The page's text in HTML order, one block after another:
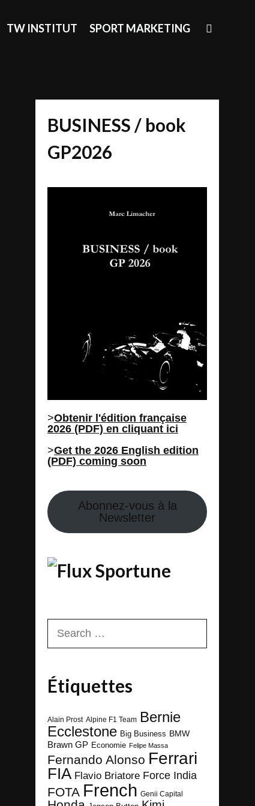
TW INSTITUT SPORT MARKETING
BUSINESS / book
GP2026
>Obtenir l'édition française
2026 (PDF) en cliquant ici
>Get the 2026 English edition
(PDF) coming soon
Abonnez-vous à la
Newsletter
Sportune
Search
for:
Étiquettes
Alain Prost Alpine F1 Team Bernie
Ecclestone Big Business BMW
Brawn GP Economie Felipe Massa
Fernando Alonso Ferrari
FIA Flavio Briatore Force India
FOTA French Genii Capital